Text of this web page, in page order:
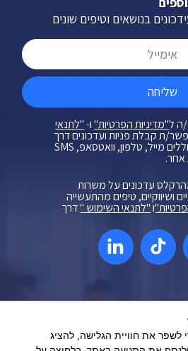
בנושאים וטיפים שונים
ה ל"מדיניות הפרטיות"ו-"לתנאי
ת קבלת פניות ועדכונים דרך
הפרטים שמסרתי, הכוללים מייל, טלפון, וואטסאפ, SMS
אחר.
עדכונים על משרות
ושיווקיים, טיפים מהתעשייה
ו"לתנאי השימוש "דרך
שליחה
- ליעד פתרונות פרסום
לשפר את חוויית הגלישה, להציג